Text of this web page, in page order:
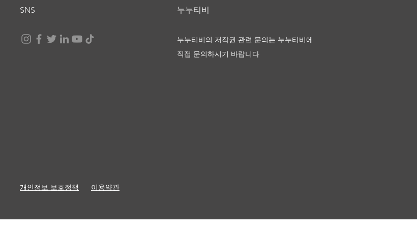
눈부신 세상 끝에서, 너와 나
SNS ​누누티비
누누티비의 저작권 관련 문의는 누누티비에
직접 문의하시기 바랍니다
​개인정보 보호정책 이용약관